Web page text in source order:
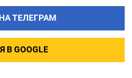
ТЕЛЕГРАМ
GOOGLE